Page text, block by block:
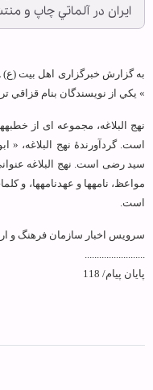
ايران در آلماتي چاپ و
به گزارش خبرگزاری اهل بیت (ع) ـ
» يكي از نويسندگان بنام قزاقي
نهج البلاغه، مجموعه ای از
است. گردآورندهٔ نهج
سید رضی است. نهج البلاغه
مواعظ، نامه‏ها و عهدنامه‏ها، و
است.
سرویس اخبار سازمان فرهنگ و
.........................
پایان پیام/ 118